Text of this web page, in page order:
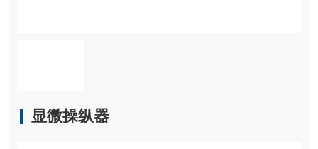
显微操纵器